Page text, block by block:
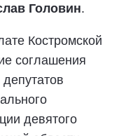
Головин.
Костромской
соглашения
девятого